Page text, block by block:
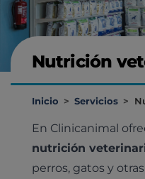
Nutrición
Inicio > Servicios >
En Clinicanimal
nutrición
perros, gatos y